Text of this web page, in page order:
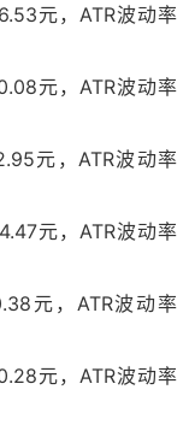
元，ATR波动率
元，ATR波动率
元，ATR波动率
元，ATR波动率
元，ATR波动率
元，ATR波动率